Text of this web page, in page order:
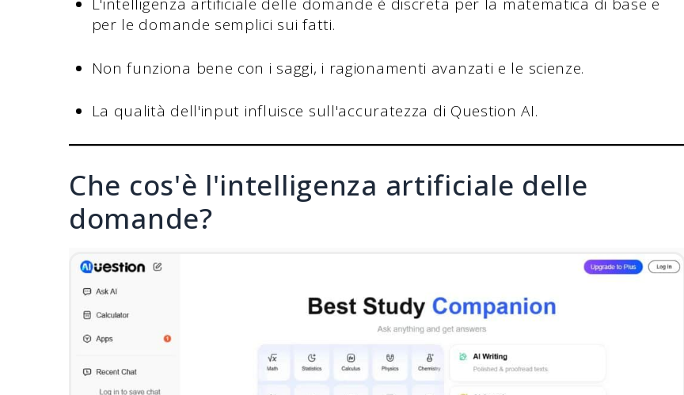
L'intelligenza artificiale delle domande è discreta per la matematica di base e
per le domande semplici sui fatti.
Non funziona bene con i saggi, i ragionamenti avanzati e le scienze.
La qualità dell'input influisce sull'accuratezza di Question AI.
Che cos'è l'intelligenza artificiale delle
domande?